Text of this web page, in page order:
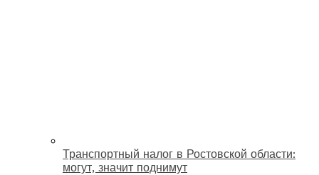
Транспортный налог в Ростовской области:
могут, значит поднимут